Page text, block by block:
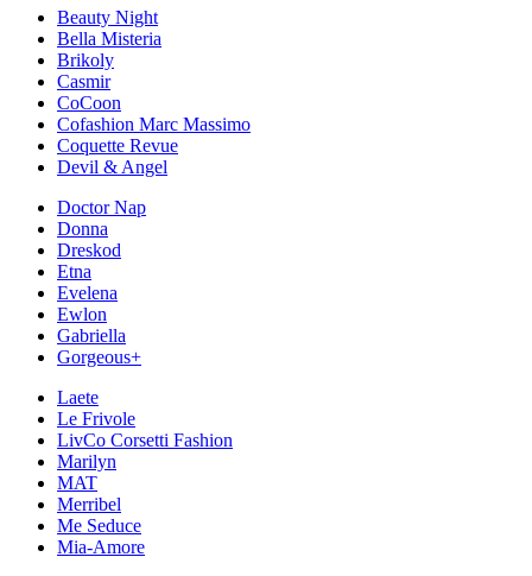
Beauty Night
Bella Misteria
Brikoly
Casmir
CoCoon
Cofashion Marc Massimo
Coquette Revue
Devil & Angel
Doctor Nap
Donna
Dreskod
Etna
Evelena
Ewlon
Gabriella
Gorgeous+
Laete
Le Frivole
LivCo Corsetti Fashion
Marilyn
MAT
Merribel
Me Seduce
Mia-Amore